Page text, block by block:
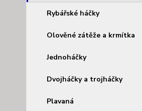
Rybářské háčky
Olověné zátěže a krmítka
Jednoháčky
Dvojháčky a trojháčky
Plavaná